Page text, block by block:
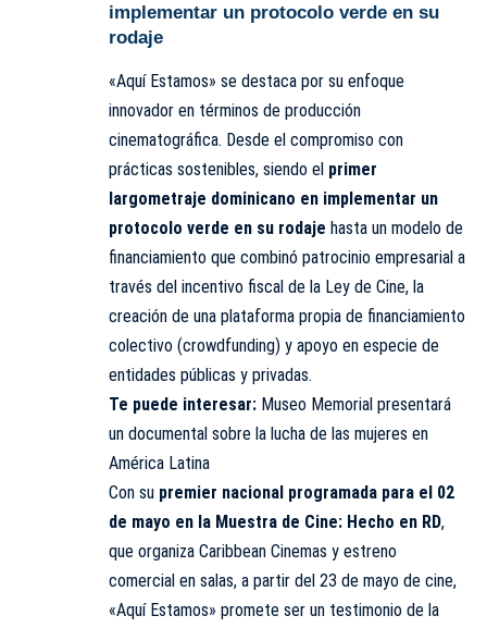
implementar un protocolo verde en su
rodaje
«Aquí Estamos» se destaca por su enfoque
innovador en términos de producción
cinematográfica. Desde el compromiso con
prácticas sostenibles, siendo el primer
largometraje dominicano en implementar un
protocolo verde en su rodaje hasta un modelo de
financiamiento que combinó patrocinio empresarial a
través del incentivo fiscal de la Ley de Cine, la
creación de una plataforma propia de financiamiento
colectivo (crowdfunding) y apoyo en especie de
entidades públicas y privadas.
Te puede interesar: Museo Memorial presentará
un documental sobre la lucha de las mujeres en
América Latina
Con su premier nacional programada para el 02
de mayo en la Muestra de Cine: Hecho en RD,
que organiza Caribbean Cinemas y estreno
comercial en salas, a partir del 23 de mayo de cine,
«Aquí Estamos» promete ser un testimonio de la